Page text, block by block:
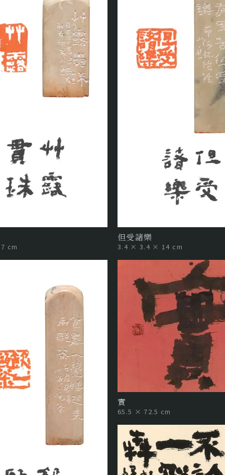
cm
但受諸樂
3.4 × 3.4 × 14 cm
實
65.5 × 72.5 cm